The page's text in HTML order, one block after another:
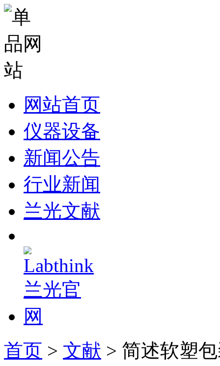
网站首页
仪器设备
新闻公告
行业新闻
兰光文献
首页 > 文献 > 简述软塑